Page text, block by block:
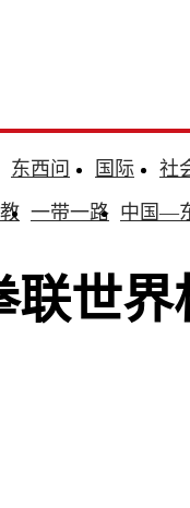
东西问 国际
社
一带一路 中国—
联世